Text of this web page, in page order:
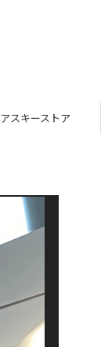
アスキーストア